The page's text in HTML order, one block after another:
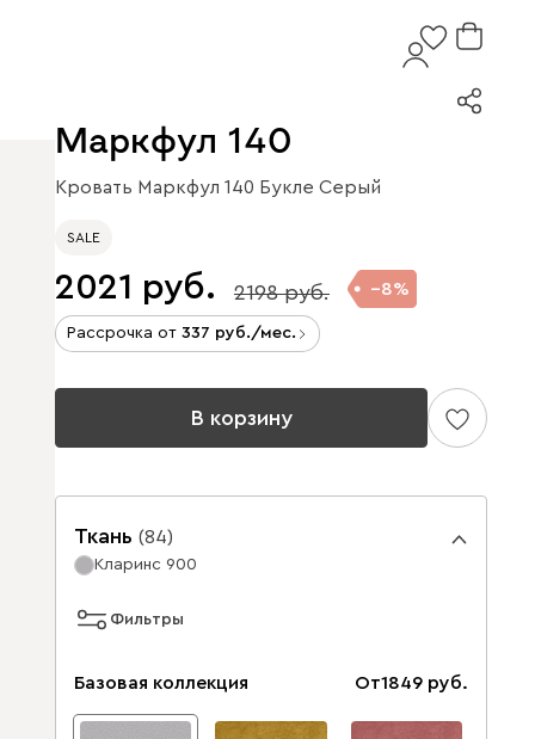
Маркфул 140
Кровать Маркфул 140 Букле Серый
SALE
2021 2198 8
Рассрочка от 337 /мес.
В корзину
Ткань (84)
Кларинс 900
Фильтры
Базовая коллекция От1849